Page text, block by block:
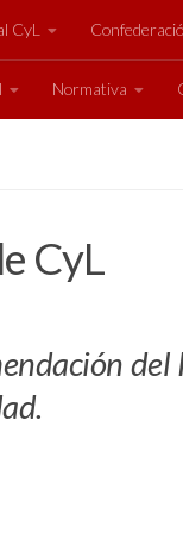
CyL
Normativa
CyL
del